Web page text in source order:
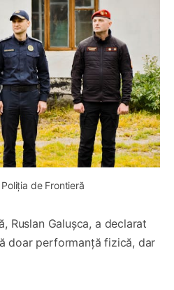
de Frontieră
Ruslan Galușca, a declarat
doar performanță fizică, dar